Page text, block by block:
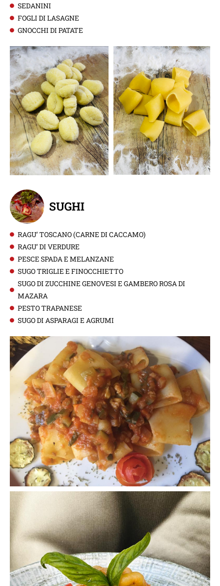
SEDANINI
FOGLI DI LASAGNE
GNOCCHI DI PATATE
SUGHI
RAGU’ TOSCANO (CARNE DI CACCAMO)
RAGU’ DI VERDURE
PESCE SPADA E MELANZANE
SUGO TRIGLIE E FINOCCHIETTO
SUGO DI ZUCCHINE GENOVESI E GAMBERO ROSA DI
MAZARA
PESTO TRAPANESE
SUGO DI ASPARAGI E AGRUMI